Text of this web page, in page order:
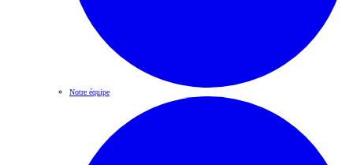
Notre équipe